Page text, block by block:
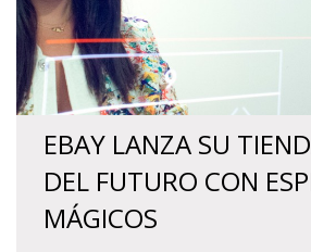
EBAY LANZA SU
DEL FUTURO CON
MÁGICOS